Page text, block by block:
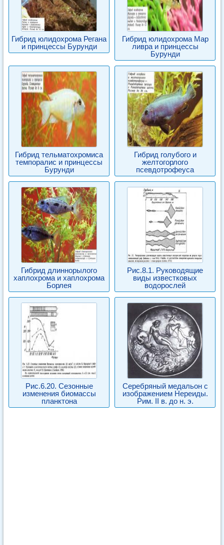
Гибрид юлидохрома Регана
и принцессы Бурунди
Гибрид юлидохрома Мар
ливра и принцессы
Бурунди
Гибрид тельматохромиса
темпоралис и принцессы
Бурунди
Гибрид голубого и
желтогорлого
псевдотрофеуса
Гибрид длиннорылого
хаплохрома и хаплохрома
Борлея
Рис.8.1. Руководящие
виды известковых
водорослей
Рис.6.20. Сезонные
изменения биомассы
планктона
Серебряный медальон с
изображением Нереиды.
Рим. II в. до н. э.